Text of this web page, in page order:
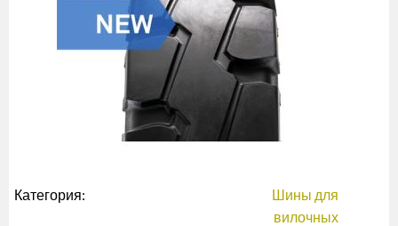
Категория:
Шины для
вилочных